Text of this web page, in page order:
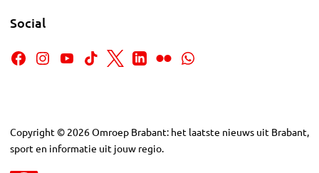
Social
Copyright © 2026Omroep Brabant: het laatste nieuws uit Brabant,
sport en informatie uit jouw regio.